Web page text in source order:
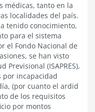
médicas, tanto en la
localidades del país.
tenido conocimiento,
para el sistema
el Fondo Nacional de
se han visto
Previsional (ISAPRES),
por incapacidad
(por cuanto el ardid
de los requisitos
por montos